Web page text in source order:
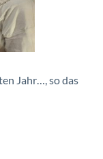
Jahr…, so das